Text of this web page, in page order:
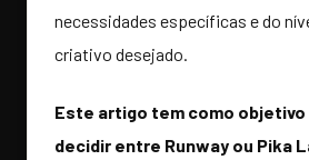
necessidades específicas e do
criativo desejado.
Este artigo tem como objetivo
decidir entre Runway ou Pika